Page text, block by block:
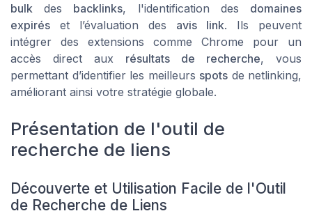
bulk des backlinks, l'identification des domaines
expirés et l’évaluation des avis link. Ils peuvent
intégrer des extensions comme Chrome pour un
accès direct aux résultats de recherche, vous
permettant d’identifier les meilleurs spots de netlinking,
améliorant ainsi votre stratégie globale.
Présentation de l'outil de
recherche de liens
Découverte et Utilisation Facile de l'Outil
de Recherche de Liens